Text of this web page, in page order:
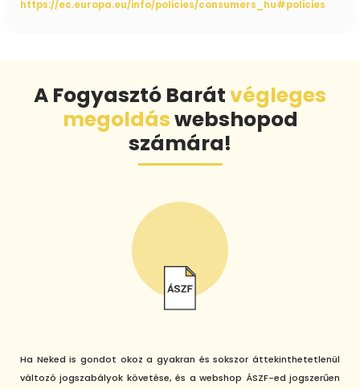
https://ec.europa.eu/info/policies/consumers_hu#policies
A Fogyasztó Barátvégleges
megoldáswebshopod
számára!
Ha Neked is gondot okoz a gyakran és sokszor áttekinthetetlenül
változó jogszabályok követése, és a webshop ÁSZF-ed jogszerűen